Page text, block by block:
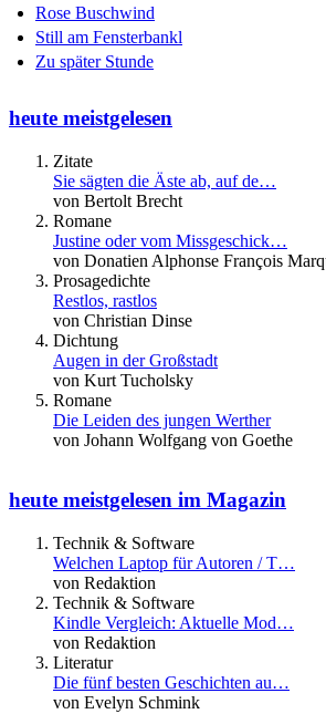
Rose Buschwind
Still am Fensterbankl
Zu später Stunde
heute meistgelesen
Zitate
Sie sägten die Äste ab, auf de…
von Bertolt Brecht
Romane
Justine oder vom Missgeschick…
von Donatien Alphonse François
Prosagedichte
Restlos, rastlos
von Christian Dinse
Dichtung
Augen in der Großstadt
von Kurt Tucholsky
Romane
Die Leiden des jungen Werther
von Johann Wolfgang von Goethe
heute meistgelesen im Magazin
Technik & Software
Welchen Laptop für Autoren / T…
von Redaktion
Technik & Software
Kindle Vergleich: Aktuelle Mod…
von Redaktion
Literatur
Die fünf besten Geschichten au…
von Evelyn Schmink